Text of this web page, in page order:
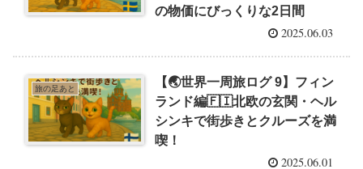
の物価にびっくりな2日間
2025.06.03
旅の足あと
【🌏世界一周旅ログ 9】フィン
ランド編🇫🇮北欧の玄関・ヘル
シンキで街歩きとクルーズを満
喫！
2025.06.01